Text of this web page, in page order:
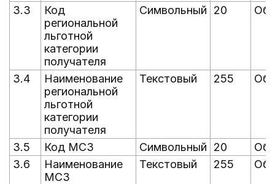
3.3
Код
региональной
льготной
категории
получателя
Символьный 20
3.4
Наименование
региональной
льготной
категории
получателя
Текстовый 255
3.5 Код МСЗ Символьный 20
3.6
Наименование
МСЗ
Текстовый 255